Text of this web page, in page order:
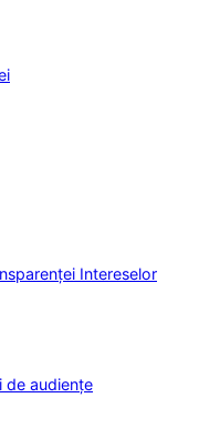
Intereselor
de audiențe